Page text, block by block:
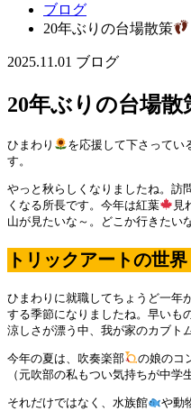
ブログ
20年ぶりの台場散策
2025.11.01 ブログ
20年ぶりの台場散
ひまわり
を応援して下さってい
す。
やっと秋らしくなりましたね。訪
くなる所長です。今年は紅葉
見
山が見たいな～。どこか行きたい
トリックアートの世界
ひまわりに就職してちょうど一年
する季節になりま
涼しさが漂う中、我が家のカブト
今年の夏は、吹奏楽部
の娘のコ
（元吹部の私もつい気持ちが中学
それだけではなく、水族館 や動